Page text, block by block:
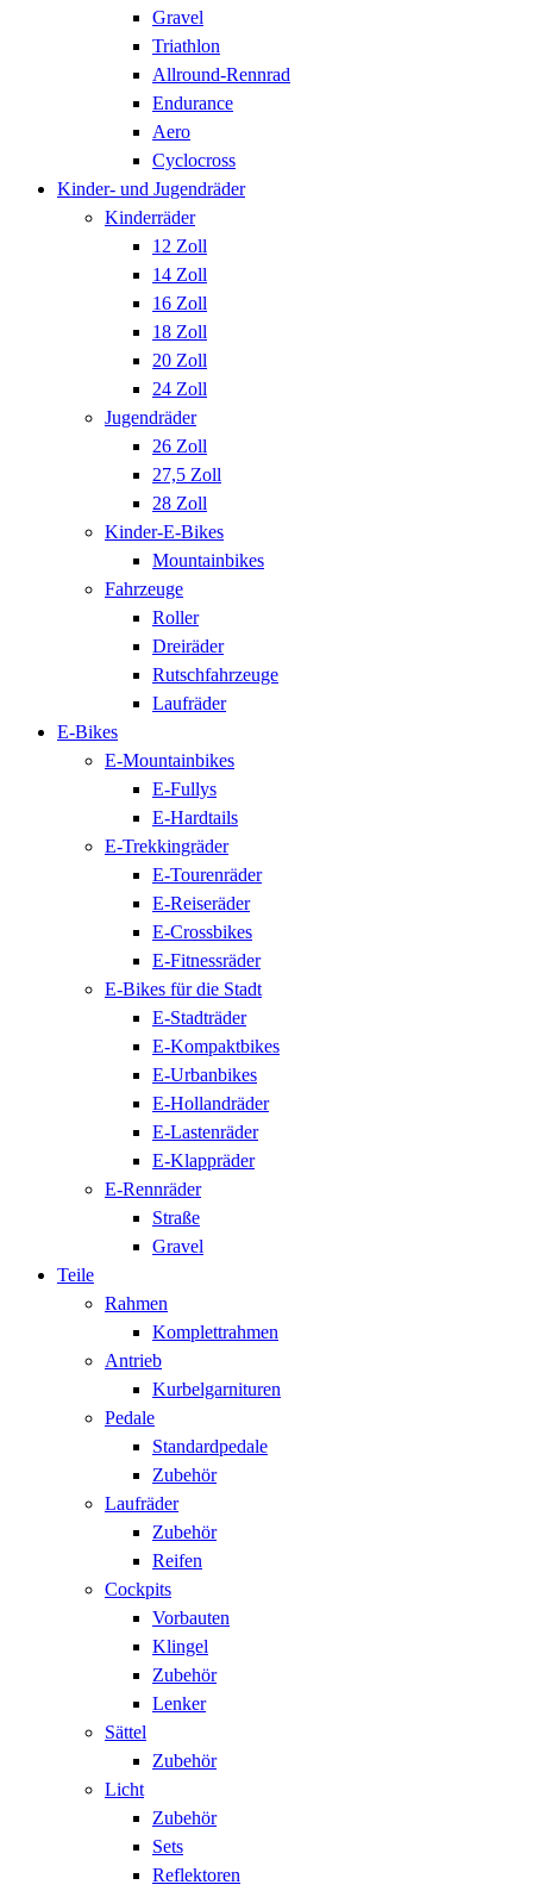
Gravel
Triathlon
Allround-Rennrad
Endurance
Aero
Cyclocross
Kinder- und Jugendräder
Kinderräder
12 Zoll
14 Zoll
16 Zoll
18 Zoll
20 Zoll
24 Zoll
Jugendräder
26 Zoll
27,5 Zoll
28 Zoll
Kinder-E-Bikes
Mountainbikes
Fahrzeuge
Roller
Dreiräder
Rutschfahrzeuge
Laufräder
E-Bikes
E-Mountainbikes
E-Fullys
E-Hardtails
E-Trekkingräder
E-Tourenräder
E-Reiseräder
E-Crossbikes
E-Fitnessräder
E-Bikes für die Stadt
E-Stadträder
E-Kompaktbikes
E-Urbanbikes
E-Hollandräder
E-Lastenräder
E-Klappräder
E-Rennräder
Straße
Gravel
Teile
Rahmen
Komplettrahmen
Antrieb
Kurbelgarnituren
Pedale
Standardpedale
Zubehör
Laufräder
Zubehör
Reifen
Cockpits
Vorbauten
Klingel
Zubehör
Lenker
Sättel
Zubehör
Licht
Zubehör
Sets
Reflektoren